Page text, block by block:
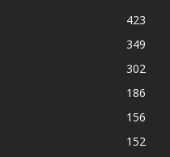
423
349
302
186
156
152